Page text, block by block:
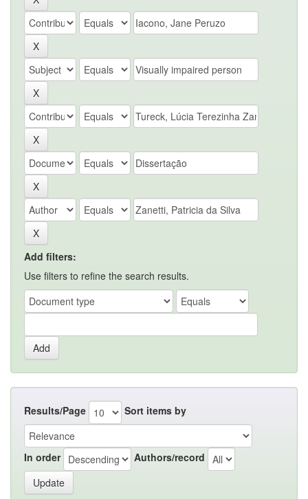
Add filters:
Use filters to refine the search results.
Results/Page Sort items by
In order Authors/record